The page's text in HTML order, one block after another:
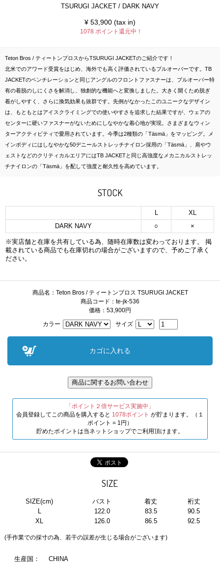
TSURUGI JACKET / DARK NAVY
¥ 53,900 (tax in)
1078 ポイント還元中！
Teton Bros / ティートンブロスからTSURUGI JACKETのご紹介です！
北米でのアワード受賞をはじめ、海外でも高く評価されているプルオーバーです。TB
JACKETのベンチレーションと同じアングルのフロントファスナーは、プルオーバー特
有の着脱のしにくさを解消し、独創的な機能へと変換しました。大きく開くため脱ぎ
着がしやすく、さらに換気効果も抜群です。先例がなかったこのユニークなデザイン
は、もともとはアイスクライミングでの使いやすさを追求した結果ですが、ウェアの
センターに硬いファスナーがないためにしなやかな着心地が実現。さまざまなウィン
ターアクティビティで愛用されています。今季は2種類の「Täsmä」をマッピング。メ
インボディにはしなやかな50デニールストレッチナイロン採用の「Täsmä」、肩やウ
ェストなどのクリティカルエリアにはTB JACKETと同じ高強度なメカニカルストレッ
チナイロンの「Täsmä」を配して強度と耐久性を高めています。
STOCK
L
XL
DARK NAVY
○ ×
※実店舗と在庫を共有している為、随時在庫数は変わっております。 掲
載されている商品でも在庫切れの場合がございますので、予めご了承く
ださい。
商品名：Teton Bros / ティートンブロス TSURUGI JACKET
商品コード：te-jk-536
価格：53,900円
カラー
サイズ
「ポイント２倍サービス実施中」
会員登録してこの商品を購入すると 1078ポイント が貯まります。（１
ポイント = 1円）
貯めたポイントは当ネットショップでご利用頂けます。
SIZE
SIZE(cm) バスト 着丈
裄丈
L
122.0 83.5
90.5
XL
126.0 86.5 92.5
(手作業での採寸の為、若干の誤差が生じる場合がございます)
生産国： CHINA